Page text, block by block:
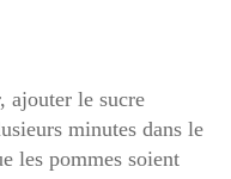
ajouter le sucre
minutes dans le
les pommes soient